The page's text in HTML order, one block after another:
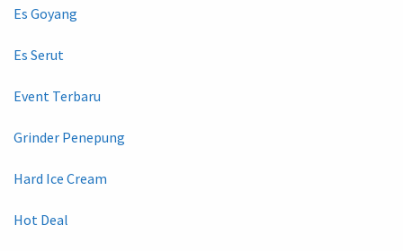
Es Goyang
Es Serut
Event Terbaru
Grinder Penepung
Hard Ice Cream
Hot Deal